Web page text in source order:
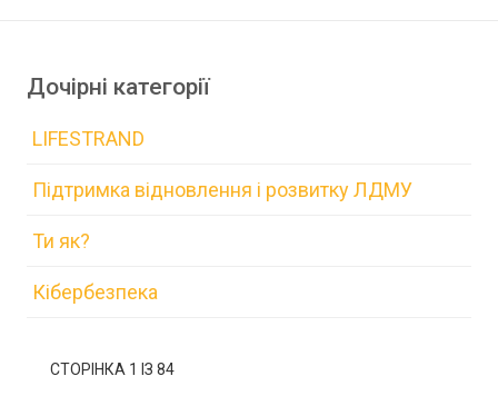
Дочірні категорії
LIFESTRAND
Підтримка відновлення і розвитку ЛДМУ
Ти як?
Кібербезпека
СТОРІНКА 1 ІЗ 84